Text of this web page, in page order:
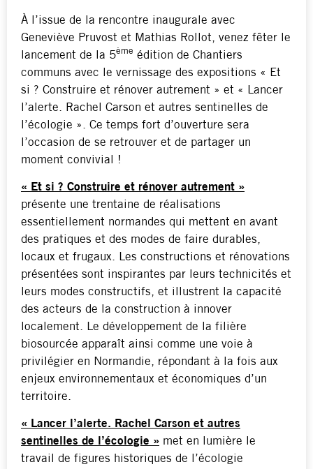
À l’issue de la rencontre inaugurale avec
Geneviève Pruvost et Mathias Rollot, venez fêter le
lancement de la 5ème édition de Chantiers
communs avec le vernissage des expositions « Et
si ? Construire et rénover autrement » et « Lancer
l’alerte. Rachel Carson et autres sentinelles de
l’écologie ». Ce temps fort d’ouverture sera
l’occasion de se retrouver et de partager un
moment convivial !
« Et si ? Construire et rénover autrement »
présente une trentaine de réalisations
essentiellement normandes qui mettent en avant
des pratiques et des modes de faire durables,
locaux et frugaux. Les constructions et rénovations
présentées sont inspirantes par leurs technicités et
leurs modes constructifs, et illustrent la capacité
des acteurs de la construction à innover
localement. Le développement de la filière
biosourcée apparaît ainsi comme une voie à
privilégier en Normandie, répondant à la fois aux
enjeux environnementaux et économiques d’un
territoire.
« Lancer l’alerte. Rachel Carson et autres
sentinelles de l’écologie » met en lumière le
travail de figures historiques de l’écologie